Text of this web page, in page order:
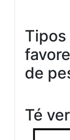
de
Té